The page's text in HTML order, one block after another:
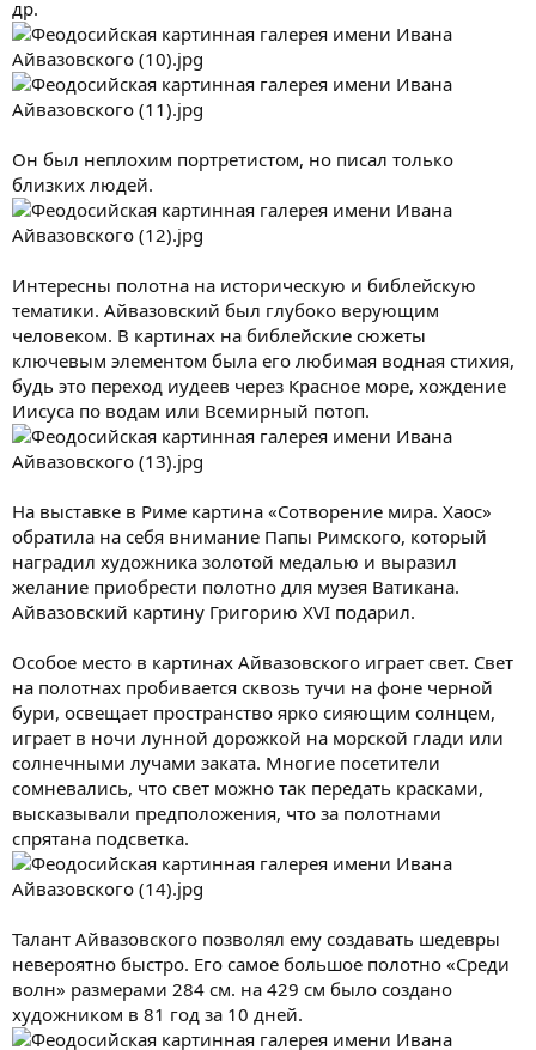
др.
Он был неплохим портретистом, но писал только
близких людей.
Интересны полотна на историческую и библейскую
тематики. Айвазовский был глубоко верующим
человеком. В картинах на библейские сюжеты
ключевым элементом была его любимая водная стихия,
будь это переход иудеев через Красное море, хождение
Иисуса по водам или Всемирный потоп.
На выставке в Риме картина «Сотворение мира. Хаос»
обратила на себя внимание Папы Римского, который
наградил художника золотой медалью и выразил
желание приобрести полотно для музея Ватикана.
Айвазовский картину Григорию XVI подарил.
Особое место в картинах Айвазовского играет свет. Свет
на полотнах пробивается сквозь тучи на фоне черной
бури, освещает пространство ярко сияющим солнцем,
играет в ночи лунной дорожкой на морской глади или
солнечными лучами заката. Многие посетители
сомневались, что свет можно так передать красками,
высказывали предположения, что за полотнами
спрятана подсветка.
Талант Айвазовского позволял ему создавать шедевры
невероятно быстро. Его самое большое полотно «Среди
волн» размерами 284 см. на 429 см было создано
художником в 81 год за 10 дней.